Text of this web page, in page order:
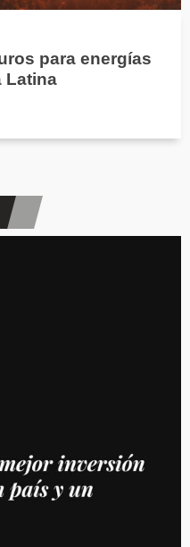
para energías
Latina